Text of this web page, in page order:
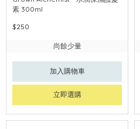
素 300ml
$250
尚餘少量
加入購物車
立即選購